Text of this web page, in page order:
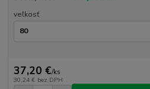
veľkosť
37,20 €/ks
30,24 € bez DPH